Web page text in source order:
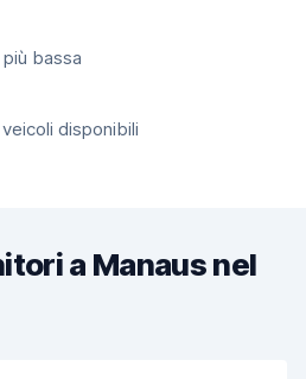
bassa
disponibili
a Manaus nel